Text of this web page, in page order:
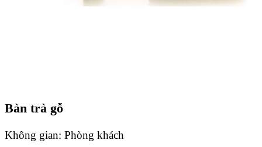
Bàn trà gỗ
Không gian: Phòng khách